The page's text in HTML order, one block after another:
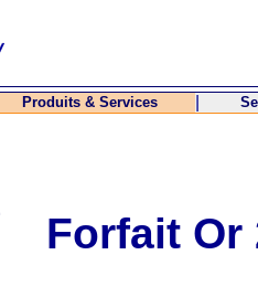
Produits & Services
Forfait Or